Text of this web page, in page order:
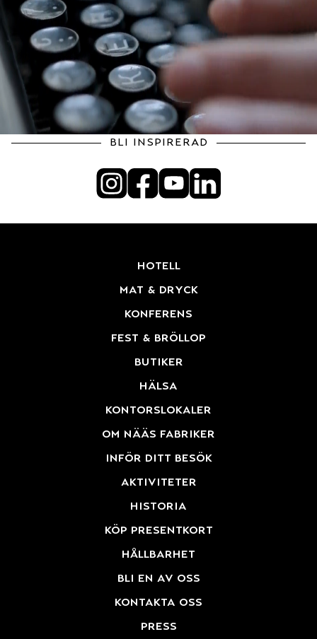
bli inspirerad
hotell
mat & dryck
konferens
fest & bröllop
butiker
hälsa
kontorslokaler
om nääs fabriker
inför ditt besök
aktiviteter
historia
köp presentkort
hållbarhet
bli en av oss
kontakta oss
press